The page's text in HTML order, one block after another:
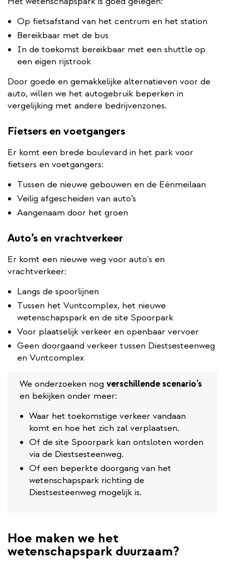
Op fietsafstand van het centrum en het station
Bereikbaar met de bus
In de toekomst bereikbaar met een shuttle op
een eigen rijstrook
Door goede en gemakkelijke alternatieven voor de
auto, willen we het autogebruik beperken in
vergelijking met andere bedrijvenzones.
Fietsers en voetgangers
Er komt een brede boulevard in het park voor
fietsers en voetgangers:
Tussen de nieuwe gebouwen en de Eénmeilaan
Veilig afgescheiden van auto’s
Aangenaam door het groen
Auto’s en vrachtverkeer
Er komt een nieuwe weg voor auto's en
vrachtverkeer:
Langs de spoorlijnen
Tussen het Vuntcomplex, het nieuwe
wetenschapspark en de site Spoorpark
Voor plaatselijk verkeer en openbaar vervoer
Geen doorgaand verkeer tussen Diestsesteenweg
en Vuntcomplex
We onderzoeken nog verschillende scenario’s
en bekijken onder meer:
Waar het toekomstige verkeer vandaan
komt en hoe het zich zal verplaatsen.
Of de site Spoorpark kan ontsloten worden
via de Diestsesteenweg.
Of een beperkte doorgang van het
wetenschapspark richting de
Diestsesteenweg mogelijk is.
Hoe maken we het
wetenschapspark duurzaam?